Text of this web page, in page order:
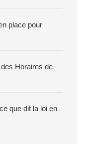
place pour
Horaires de
que dit la loi en